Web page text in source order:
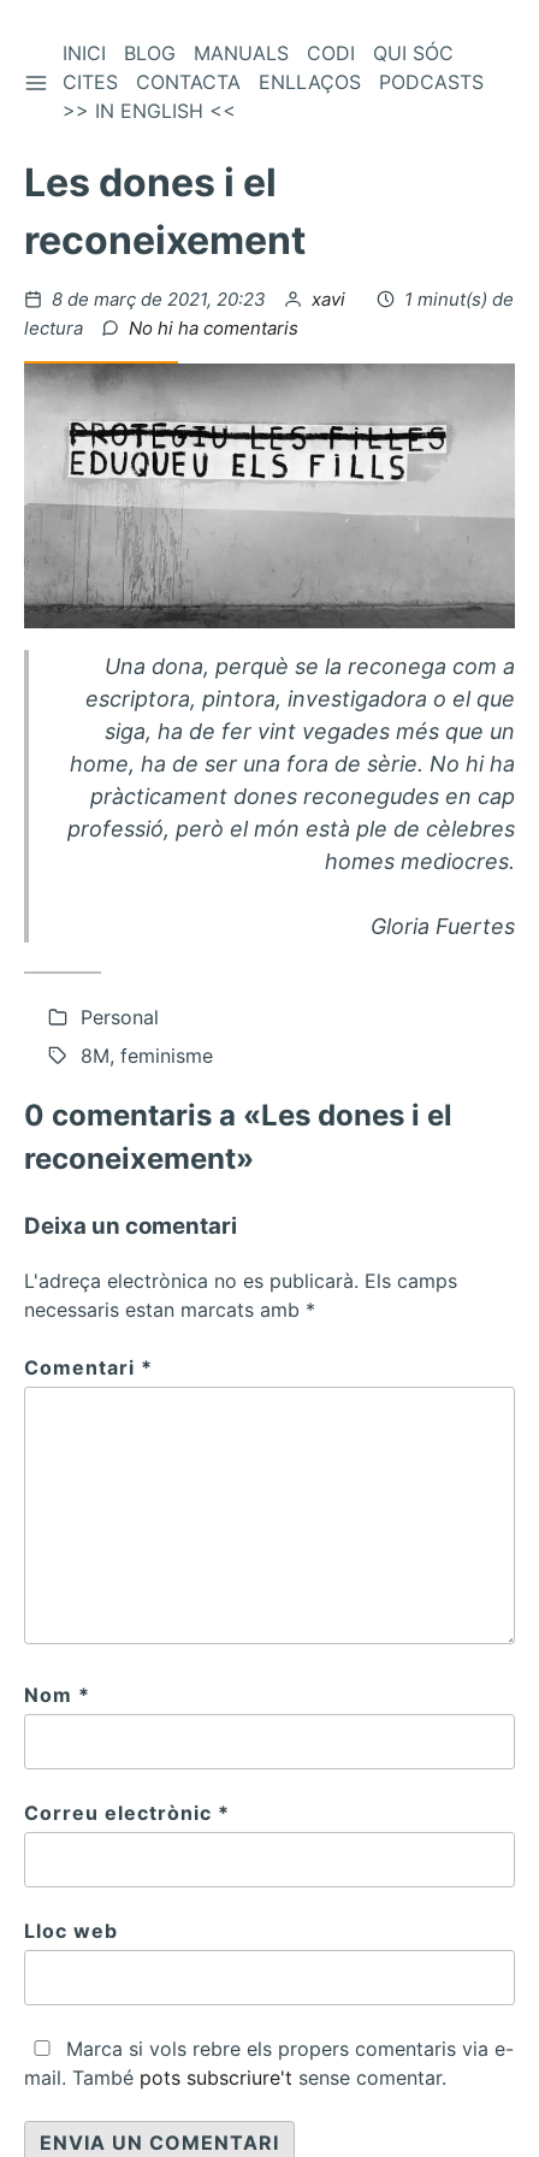
contingut
BARRA LATERAL
INICI BLOG MANUALS CODI
QUI SÓC
CITES
CONTACTA ENLLAÇOS
PODCASTS
>> IN ENGLISH <<
Les dones i el
reconeixement
Publicat
el
8 de març de 2021, 20:23 per
xavi
1 minut(s) de
lectura
No hi ha comentaris
dones
el
reconeixement
Una dona, perquè se la reconega com a
escriptora, pintora, investigadora o el que
siga, ha de fer vint vegades més que un
home, ha de ser una fora de sèrie. No hi ha
pràcticament dones reconegudes en cap
professió, però el món està ple de cèlebres
homes mediocres.
Gloria Fuertes
Personal
8M, feminisme
0 comentaris a «Les dones i el
reconeixement»
Deixa un comentari
L'adreça electrònica no es publicarà. Els camps
necessaris estan marcats amb *
Comentari *
Nom *
Correu electrònic *
Lloc web
Marca si vols rebre els propers comentaris via e-
mail. També pots subscriure't sense comentar.